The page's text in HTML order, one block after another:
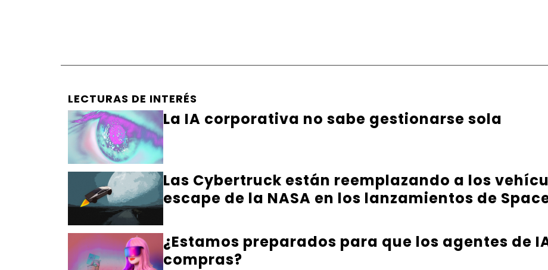
LECTURAS DE INTERÉS
La IA corporativa no sabe gestionarse sola
Las Cybertruck están reemplazando a los
escape de la NASA en los lanzamientos de
¿Estamos preparados para que los agentes de
compras?